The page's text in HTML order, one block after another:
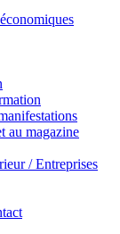
au magazine
/ Entreprises